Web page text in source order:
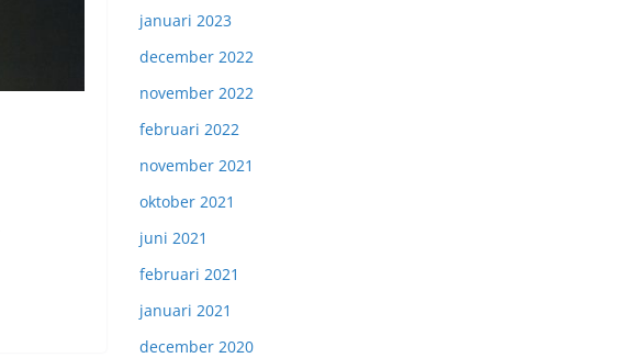
januari 2023
december 2022
november 2022
februari 2022
november 2021
oktober 2021
juni 2021
februari 2021
januari 2021
december 2020